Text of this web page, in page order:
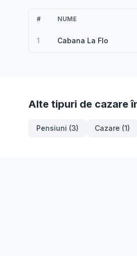
# NUME
1 Cabana La Flo
Alte tipuri de cazare
Pensiuni (3) Cazare (1)